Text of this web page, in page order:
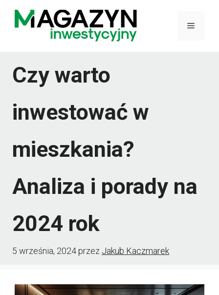
Przejdź
Menu
Czy warto
inwestować w
mieszkania?
Analiza i porady na
2024 rok
5 września, 2024przez Jakub Kaczmarek